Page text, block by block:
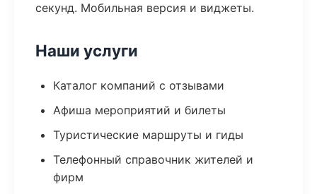
секунд. Мобильная версия и виджеты.
Наши услуги
Каталог компаний с отзывами
Афиша мероприятий и билеты
Туристические маршруты и гиды
Телефонный справочник жителей и
фирм